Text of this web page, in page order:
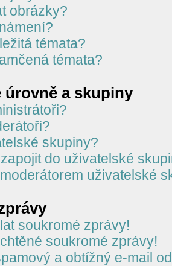
obrázky?
témata?
témata?
úrovně a skupiny
skupiny?
do uživatelské
uživatelské
soukromé zprávy!
soukromé zprávy!
a obtížný e-mail